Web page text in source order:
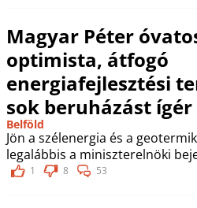
Magyar Péter
optimista, átfogó
energiafejlesztési
sok beruházást ígér
Belföld
Jön a szélenergia és a
legalábbis a miniszterelnöki
1 8 53